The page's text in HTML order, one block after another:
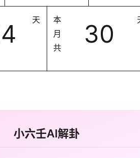
天
本
月
共
30
小六壬AI解卦